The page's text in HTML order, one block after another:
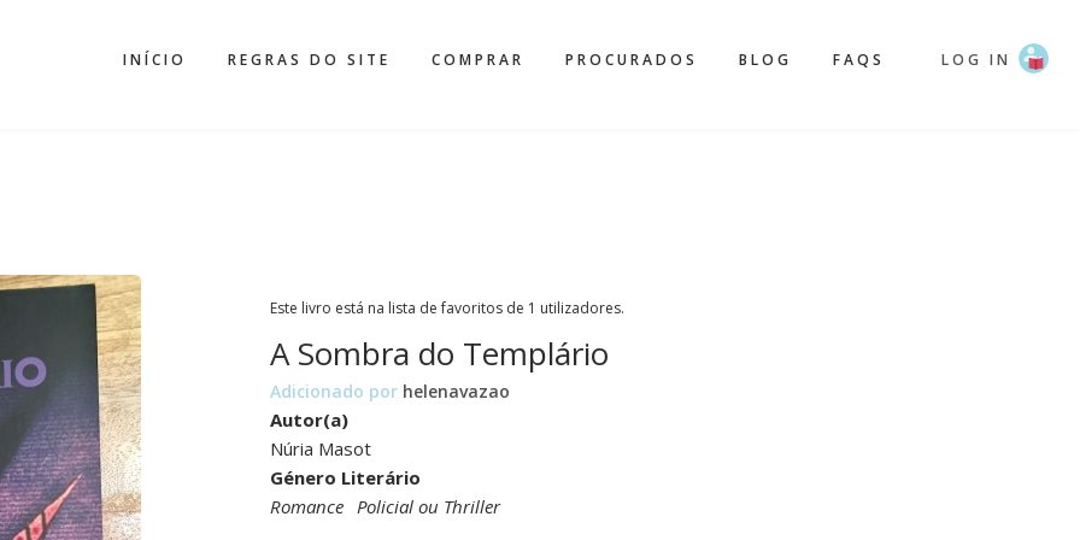
INÍCIO REGRAS DO SITE COMPRAR PROCURADOS BLOG FAQS LOG IN
Este livro está na lista de favoritos de 1 utilizadores.
A Sombra do Templário
Adicionado por helenavazao
Autor(a)
Núria Masot
Género Literário
Romance Policial ou Thriller